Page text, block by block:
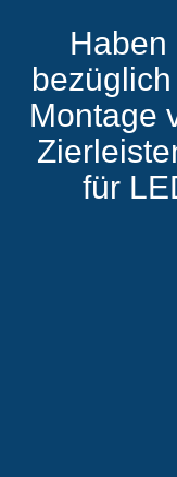
Haben
Montage
für